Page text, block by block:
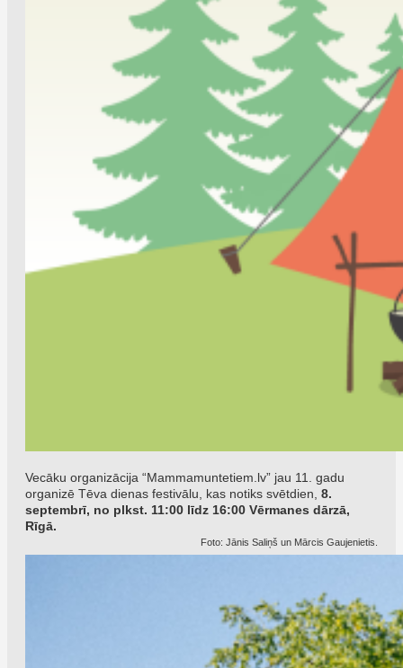
Vecāku organizācija “Mammamuntetiem.lv” jau 11. gadu
organizē Tēva dienas festivālu, kas notiks svētdien, 8.
septembrī, no plkst. 11:00 līdz 16:00 Vērmanes dārzā,
Rīgā.
Foto: Jānis Saliņš un Mārcis Gaujenietis.